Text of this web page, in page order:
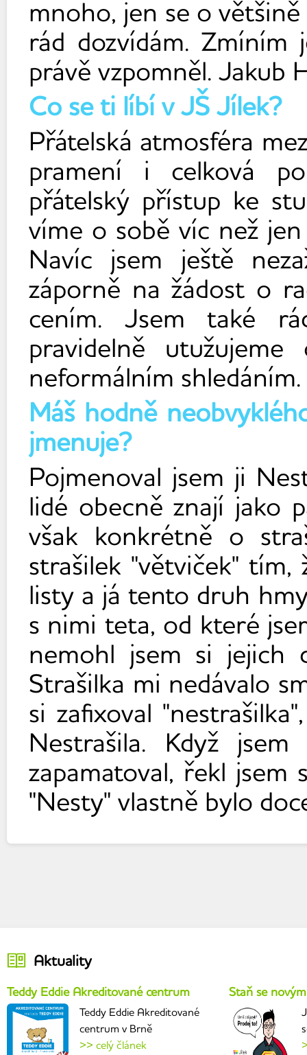
mnoho, jen se o
rád dozvídám.
právě vzpomněl. Jakub
Co se ti líbí v JŠ Jílek?
Přátelská atmosféra
pramení i celková
přátelský přístup ke
víme o sobě víc než jen
Navíc jsem ještě
záporně na žádost o
cením. Jsem také
pravidelně utužujeme
neformálním
Máš hodně
jmenuje?
Pojmenoval jsem ji
lidé obecně znají jako
však konkrétně o
strašilek "větviček"
listy a já tento druh
s nimi teta, od které
nemohl jsem si jejich
Strašilka mi nedávalo
si zafixoval
Nestrašila. Když
zapamatoval, řekl
"Nesty" vlastně bylo
Aktuality
Teddy Eddie Akreditované centrum
Teddy Eddie Akreditované
centrum v Brně
>> celý článek
Staň se